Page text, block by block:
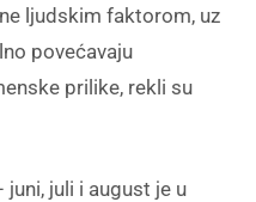
ljudskim faktorom, uz
povećavaju
prilike, rekli su
juli i august je u